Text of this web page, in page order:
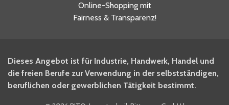
Online-Shopping mit
Fairness & Transparenz!
Dieses Angebot ist für Industrie, Handwerk, Handel und
die freien Berufe zur Verwendung in der selbstständigen,
beruflichen oder gewerblichen Tätigkeit bestimmt.